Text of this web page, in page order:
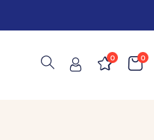
0
0